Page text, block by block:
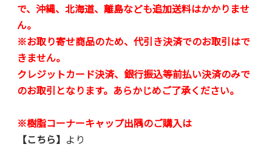
で、沖縄、北海道、離島なども追加送料はかかりませ
ん。
※お取り寄せ商品のため、代引き決済でのお取引はで
きません。
クレジットカード決済、銀行振込等前払い決済のみで
のお取引となります。あらかじめご了承ください。
※樹脂コーナーキャップ出隅のご購入は
【こちら】 より